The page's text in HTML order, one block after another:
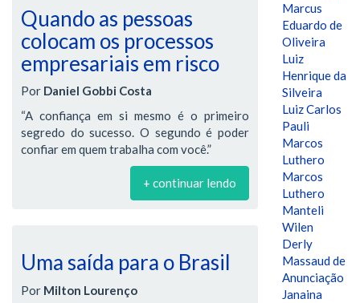
Quando as pessoas
colocam os processos
empresariais em risco
Por Daniel Gobbi Costa
“A confiança em si mesmo é o primeiro
segredo do sucesso. O segundo é poder
confiar em quem trabalha com você.”
+ continuar lendo
Uma saída para o Brasil
Por Milton Lourenço
Marcus
Eduardo de
Oliveira
Luiz
Henrique da
Silveira
Luiz Carlos
Pauli
Marcos
Luthero
Marcos
Luthero
Manteli
Wilen
Derly
Massaud de
Anunciação
Janaina